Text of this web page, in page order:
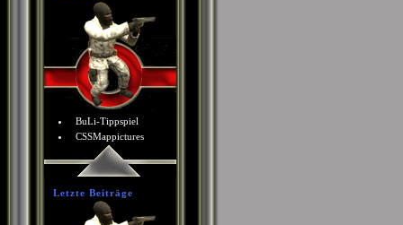
BuLi-Tippspiel
CSSMappictures
Letzte Beiträge